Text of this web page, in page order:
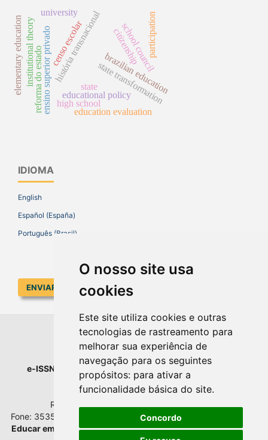
O nosso site usa
cookies
Este site utiliza cookies e outras
tecnologias de rastreamento para
melhorar sua experiência de
navegação para os seguintes
propósitos: para ativar a
funcionalidade básica do site.
Concordo
história transnacionalbrazilian education
school council
citizenshipparticipation
ensino superior privado
reforma do estado state transformation
institutional theory
university
educational policy
high school
education evaluation
elementary education censo escolar
state
IDIOMA
English
Español (España)
Português (Brasil)
ENVIAR SUBMISSÃO
EDUCAR EM REVISTA
e-ISSN : 1984-0411 | Prefixo DOI : 10.1590 |
Universidade Federal do Paraná
Setor de Educação - Campus Rebouças
Rua Rockefeller, nº 57, 2.º andar - Sala 202
Fone: 3535-6207 | Bairro: Rebouças | Curitiba - Paraná - Brasil
Educar em Revistaesta licenciada comCreative Commons BY